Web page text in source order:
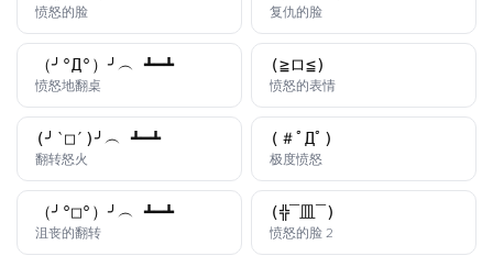
愤怒的脸颜文字 复仇的脸颜文字
（╯°Д°）╯︵ ┻━┻
愤怒地翻桌
(≧ロ≦)
愤怒的表情颜文字
(╯‵□′)╯︵ ┻━┻
翻转怒火
(＃ﾟДﾟ)
极度愤怒
（╯°□°）╯︵ ┻━┻
沮丧的翻转颜文字
(╬▔皿▔)
愤怒的脸 2